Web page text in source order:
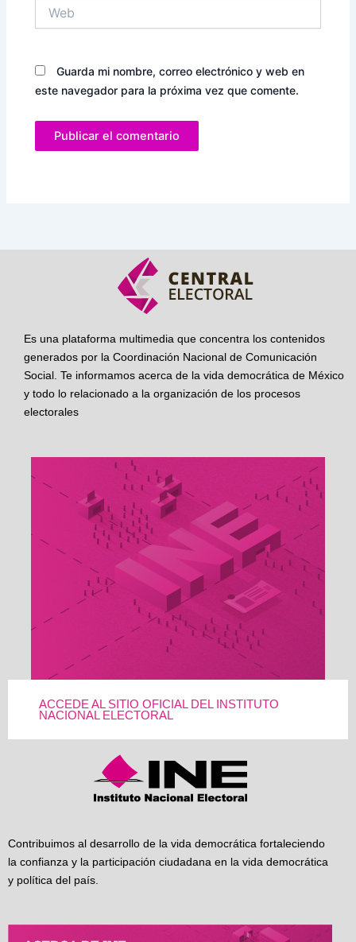
Guarda mi nombre, correo electrónico y web en
este navegador para la próxima vez que comente.
Es una plataforma multimedia que concentra los contenidos
generados por la Coordinación Nacional de Comunicación
Social. Te informamos acerca de la vida democrática de México
y todo lo relacionado a la organización de los procesos
electorales
ACCEDE AL SITIO OFICIAL DEL INSTITUTO
NACIONAL ELECTORAL
Contribuimos al desarrollo de la vida democrática fortaleciendo
la confianza y la participación ciudadana en la vida democrática
y política del país.